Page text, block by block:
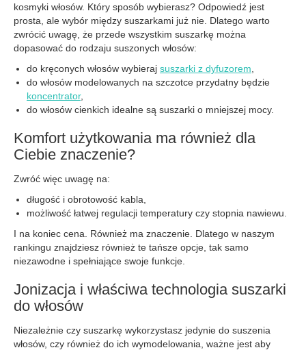
kosmyki włosów. Który sposób wybierasz? Odpowiedź jest
prosta, ale wybór między suszarkami już nie. Dlatego warto
zwrócić uwagę, że przede wszystkim suszarkę można
dopasować do rodzaju suszonych włosów:
do kręconych włosów wybieraj suszarki z dyfuzorem
do włosów modelowanych na szczotce przydatny będzie
koncentrator,
do włosów cienkich idealne są suszarki o mniejszej mocy.
Komfort użytkowania ma również dla
Ciebie znaczenie?
Zwróć więc uwagę na:
długość i obrotowość kabla,
możliwość łatwej regulacji temperatury czy stopnia nawiewu.
I na koniec cena. Również ma znaczenie. Dlatego w naszym
rankingu znajdziesz również te tańsze opcje, tak samo
niezawodne i spełniające swoje funkcje.
Jonizacja i właściwa technologia suszarki
do włosów
Niezależnie czy suszarkę wykorzystasz jedynie do suszenia
włosów, czy również do ich wymodelowania, ważne jest aby